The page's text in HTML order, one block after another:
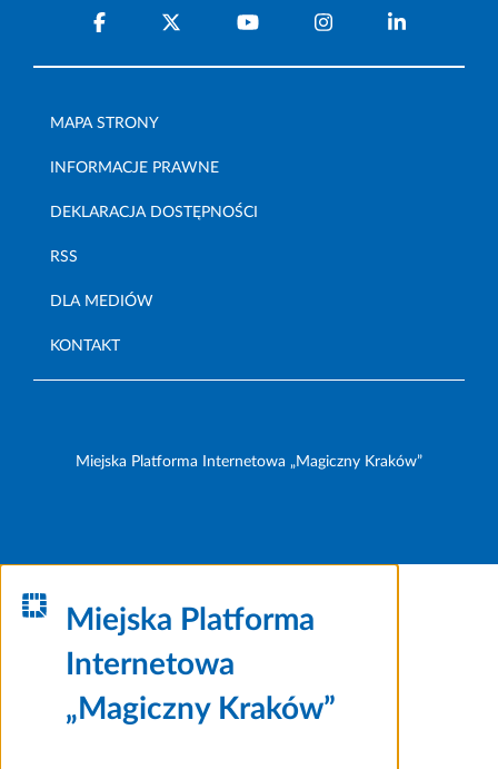
MAPA STRONY
INFORMACJE PRAWNE
DEKLARACJA DOSTĘPNOŚCI
RSS
DLA MEDIÓW
KONTAKT
Miejska Platforma Internetowa „Magiczny Kraków”
Miejska Platforma
Internetowa
„Magiczny Kraków”